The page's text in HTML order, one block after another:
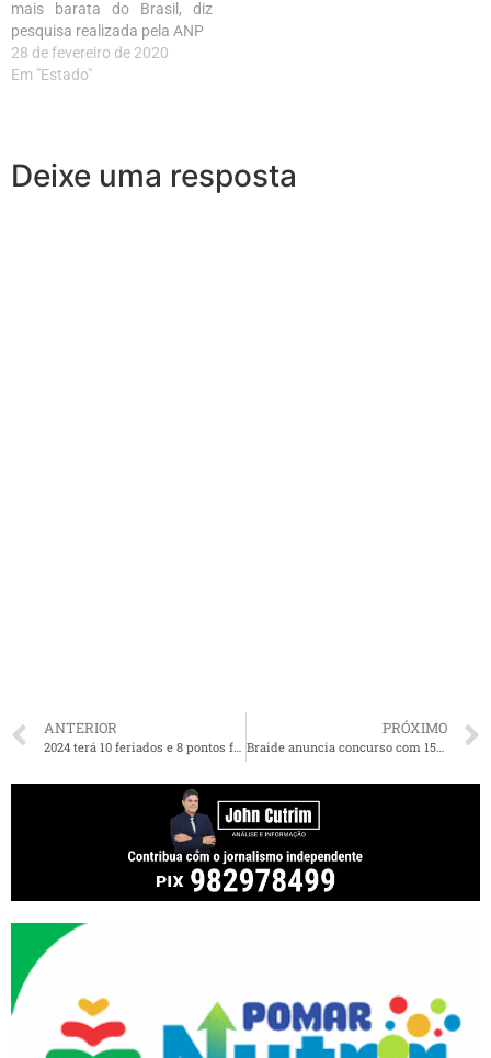
mais barata do Brasil, diz
pesquisa realizada pela ANP
28 de fevereiro de 2020
Em "Estado"
Deixe uma resposta
ANTERIOR
2024 terá 10 feriados e 8 pontos facultativos para servidores; veja em que dia da semana eles caem
PRÓXIMO
Braide anuncia concurso com 150 vagas para Agente de Trânsito em São Luís